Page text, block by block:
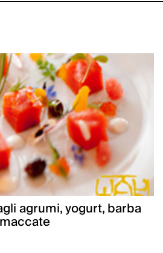
agrumi, yogurt, barba